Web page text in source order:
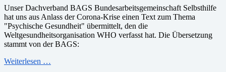
Unser Dachverband BAGS Bundesarbeitsgemeinschaft Selbsthilfe
hat uns aus Anlass der Corona-Krise einen Text zum Thema
"Psychische Gesundheit" übermittelt, den die
Weltgesundheitsorganisation WHO verfasst hat. Die Übersetzung
stammt von der BAGS:
Weiterlesen …